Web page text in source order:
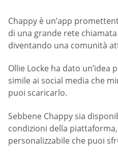
Chappy è un’app
di una grande rete
diventando una comunità
Ollie Locke ha dato
simile ai social media che
puoi scaricarlo.
Sebbene Chappy sia
condizioni della
personalizzabile che puoi